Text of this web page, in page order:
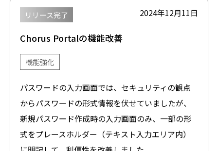
リリース完了 2024年12月11日
Chorus Portalの機能改善
機能強化
パスワードの入力画面では、セキュリティの観点
からパスワードの形式情報を伏せていましたが、
新規パスワード作成時の入力画面のみ、一部の形
式をプレースホルダー（テキスト入力エリア内）